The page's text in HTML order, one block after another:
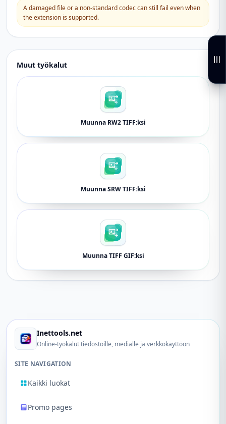
A damaged file or a non-standard codec can still fail even when
the extension is supported.
Muut työkalut
Muunna RW2 TIFF:ksi
Muunna SRW TIFF:ksi
Muunna TIFF GIF:ksi
Inettools.net
Online-työkalut tiedostoille, medialle ja verkkokäyttöön
SITE NAVIGATION
Kaikki luokat
Promo pages